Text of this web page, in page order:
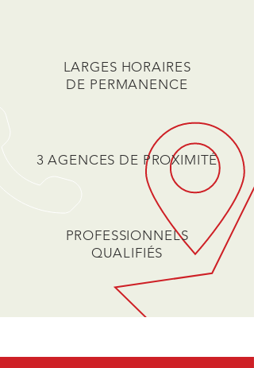
LARGES HORAIRES
DE PERMANENCE
3 AGENCES DE PROXIMITÉ
PROFESSIONNELS
QUALIFIÉS